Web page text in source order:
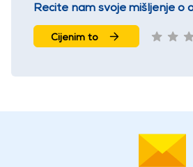
Recite nam svoje mišljenje o
Cijenim to